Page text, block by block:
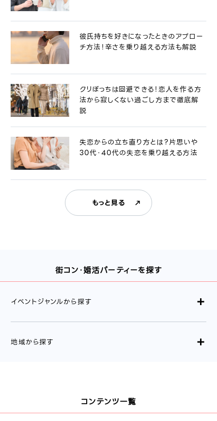
彼氏持ちを好きになったときのアプロー
チ方法！辛さを乗り越える方法も解説
クリぼっちは回避できる！恋人を作る方
法から寂しくない過ごし方まで徹底解
説
失恋からの立ち直り方とは？片思いや
30代・40代の失恋を乗り越える方法
もっと見る
街コン・婚活パーティーを探す
イベントジャンルから探す
地域から探す
コンテンツ一覧